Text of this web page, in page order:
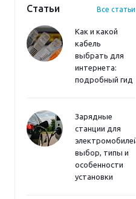
Статьи Все статьи
Как и какой
кабель
выбрать для
интернета:
подробный гид
Зарядные
станции для
электромобилей:
выбор, типы и
особенности
установки